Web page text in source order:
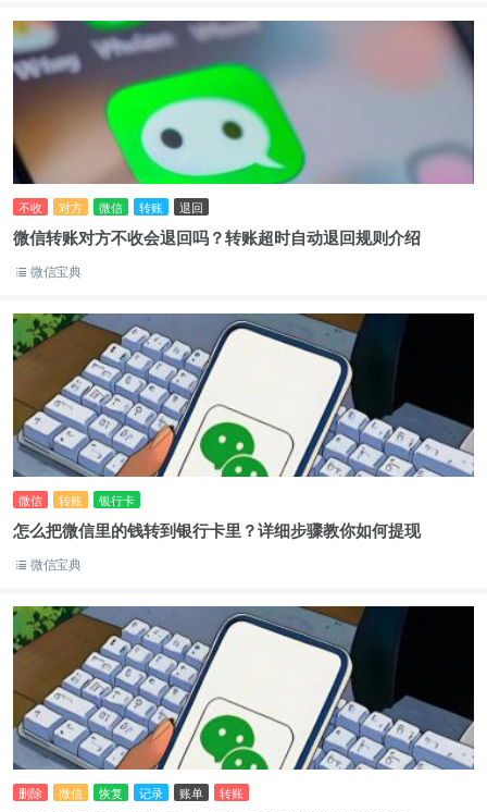
不收 对方 微信 转账 退回
微信转账对方不收会退回吗？转账超时自动退回规则介绍
微信宝典
微信 转账 银行卡
怎么把微信里的钱转到银行卡里？详细步骤教你如何提现
微信宝典
删除 微信 恢复 记录 账单 转账